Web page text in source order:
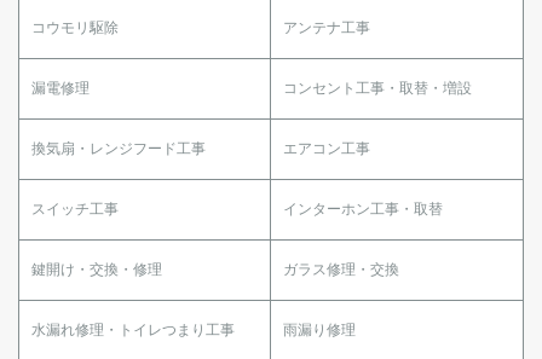
コウモリ駆除 アンテナ工事
漏電修理 コンセント工事・取替・増設
換気扇・レンジフード工事 エアコン工事
スイッチ工事 インターホン工事・取替
鍵開け・交換・修理 ガラス修理・交換
水漏れ修理・トイレつまり工事 雨漏り修理